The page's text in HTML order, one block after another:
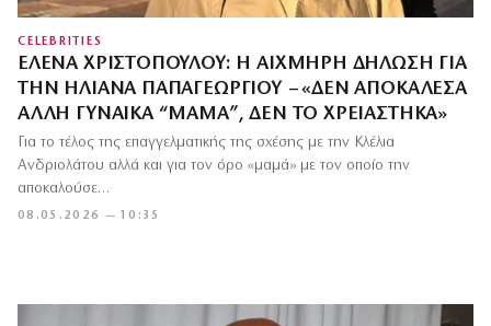
CELEBRITIES
ΈΛΕΝΑ ΧΡΙΣΤΟΠΟΎΛΟΥ: Η ΑΙΧΜΗΡΉ ΔΉΛΩΣΗ ΓΙΑ
ΤΗΝ ΗΛΙΆΝΑ ΠΑΠΑΓΕΩΡΓΊΟΥ – «ΔΕΝ ΑΠΟΚΆΛΕΣΑ
ΆΛΛΗ ΓΥΝΑΊΚΑ “ΜΑΜΆ”, ΔΕΝ ΤΟ ΧΡΕΙΆΣΤΗΚΑ»
08.05.2026 — 10:35
Για το τέλος της επαγγελματικής της σχέσης με την Κλέλια
Ανδριολάτου αλλά και για τον όρο «μαμά» με τον οποίο την
αποκαλούσε…